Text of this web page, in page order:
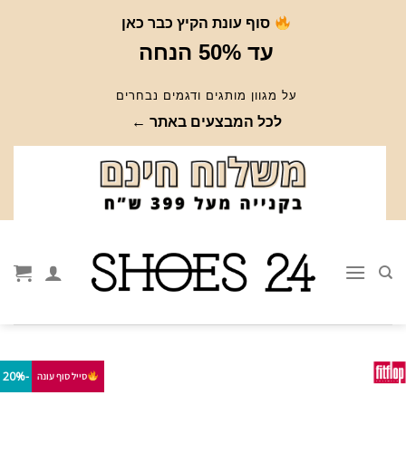
סוף עונת הקיץ כבר כאן
עד 50% הנחה
על מגוון מותגים ודגמים נבחרים
לכל המבצעים באתר ←
סייל סוף עונה -20%